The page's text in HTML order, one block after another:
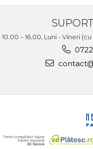
10.00 – 16.00, Luni - Vineri